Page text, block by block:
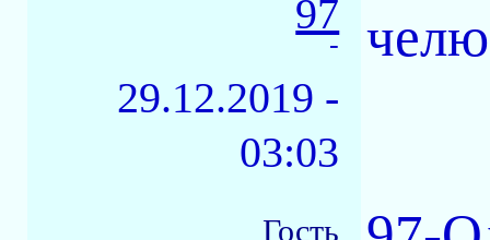
97
-
29.12.2019 -
03:03
Гость